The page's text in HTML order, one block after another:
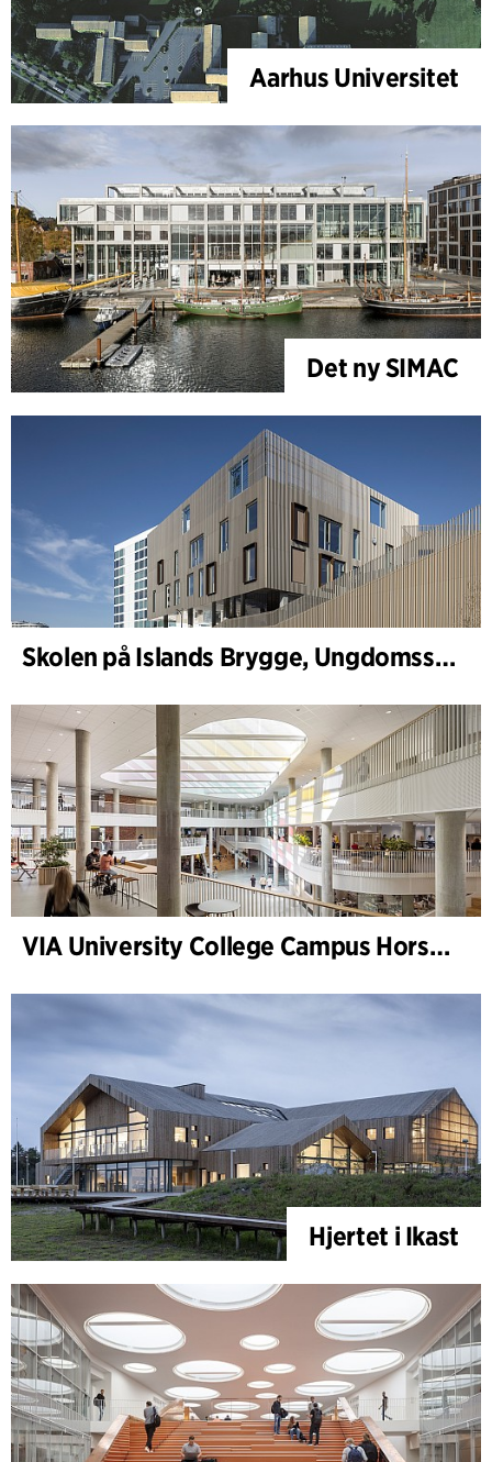
Aarhus Universitet
Det ny SIMAC
Skolen på Islands Brygge, Ungdomsskole
VIA University College Campus Horsens
Hjertet i Ikast